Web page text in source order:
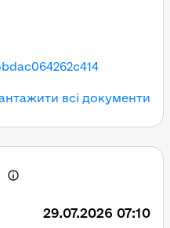
всі документи
29.07.2026 07:10